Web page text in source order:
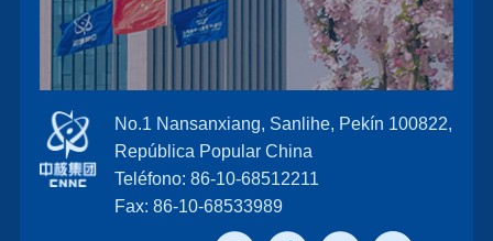
No.1 Nansanxiang, Sanlihe, Pekín 100822,
República Popular China
Teléfono: 86-10-68512211
Fax: 86-10-68533989